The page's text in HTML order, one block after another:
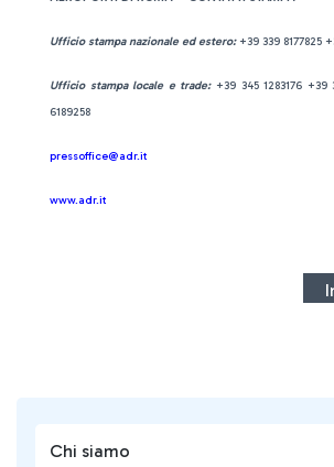
Chi siamo
Ufficio stampa nazionale ed estero: +39 339 8177825
Ufficio stampa locale e trade: +39 345 1283176 +39
6189258
pressoffice@adr.it
www.adr.it